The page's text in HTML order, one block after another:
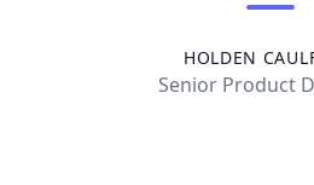
HOLDEN
Senior Product